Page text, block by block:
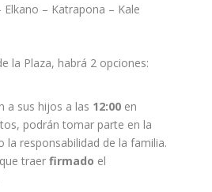
Elkano – Katrapona – Kale
la Plaza, habrá 2 opciones:
a sus hijos a las 12:00 en
podrán tomar parte en la
la responsabilidad de la familia.
traerfirmado el